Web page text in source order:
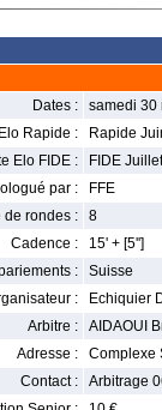
Dates :
samedi 30
Rapide :
Rapide
Elo FIDE :
FIDE
par :
FFE
de rondes :
8
Cadence :
15' + [5'']
:
Suisse
:
Echiquier
Arbitre :
AIDAOUI
Adresse :
Complexe
Contact :
Arbitrage